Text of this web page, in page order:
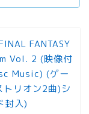
FANTASY
Vol. 2 (映像付
Music) (ゲー
トリオン2曲)シ
封入)